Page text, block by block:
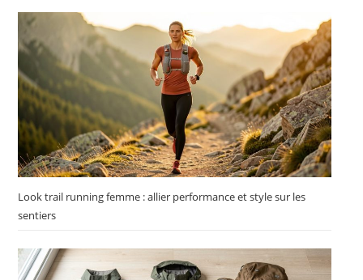
Look trail running femme : allier performance et style sur les
sentiers